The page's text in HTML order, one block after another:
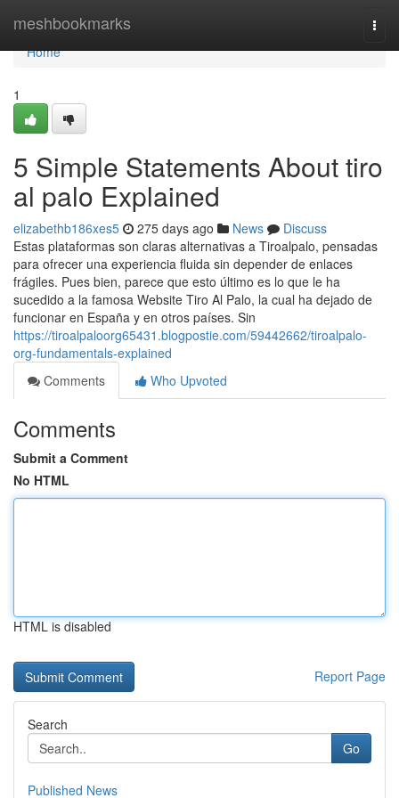
meshbookmarks
Home
Home
1
5 Simple Statements About tiro
al palo Explained
elizabethb186xes5 275 days ago News
Discuss
Estas plataformas son claras alternativas a Tiroalpalo, pensadas
para ofrecer una experiencia fluida sin depender de enlaces
frágiles. Pues bien, parece que esto último es lo que le ha
sucedido a la famosa Website Tiro Al Palo, la cual ha dejado de
funcionar en España y en otros países. Sin
https://tiroalpaloorg65431.blogpostie.com/59442662/tiroalpalo-
org-fundamentals-explained
Comments
Who Upvoted
Comments
Submit a Comment
No HTML
HTML is disabled
Report Page
Search
Go
Published News